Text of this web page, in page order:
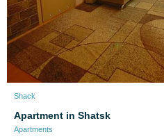
Shack
Apartment in Shatsk
Apartments